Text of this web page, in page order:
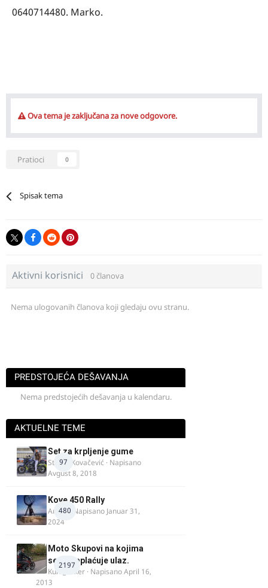
0640714480. Marko.
Ova tema je zaključana za nove odgovore.
Pratioci 0
Spisak tema
Aktivni korisnici 0 članova
Nema ulogovanih članova koji gledaju ovu stranu.
PREDSTOJEĆA DEŠAVANJA
Nema predstojećih dešavanja u kalendaru.
AKTUELNE TEME
97
Set za krpljenje gume
Stefan Kovačević · Napisano
Avgust 8, 2018
480
Kove 450 Rally
AnteK· Napisano Januar 31,
2024
2197
Moto Skupovi na kojima
se ne naplaćuje ulaz.
Kum_Mixer · NapisanoApril 16,
2013